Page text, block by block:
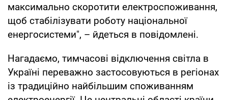
максимально скоротити електроспоживання,
щоб стабілізувати роботу національної
енергосистеми", – йдеться в повідомлені.
Нагадаємо, тимчасові відключення світла в
Україні переважно застосовуються в регіонах
із традиційно найбільшим споживанням